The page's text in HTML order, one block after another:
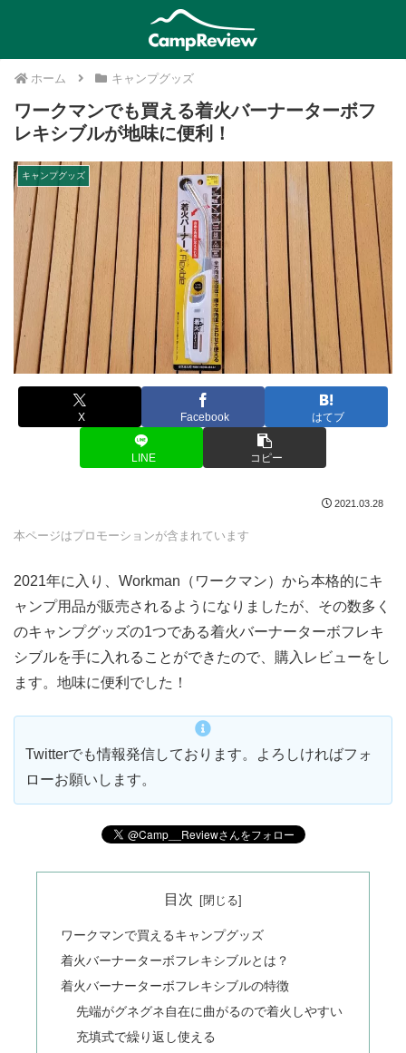
ホーム キャンプグッズ
ワークマンでも買える着火バーナーターボフ
レキシブルが地味に便利！
キャンプグッズ
X Facebook はてブ
LINE コピー
2021.03.28
本ページはプロモーションが含まれています
2021年に入り、Workman（ワークマン）から本格的にキ
ャンプ用品が販売されるようになりましたが、その数多く
のキャンプグッズの1つである着火バーナーターボフレキ
シブルを手に入れることができたので、購入レビューをし
ます。地味に便利でした！
Twitterでも情報発信しております。よろしければフォ
ローお願いします。
目次
ワークマンで買えるキャンプグッズ
着火バーナーターボフレキシブルとは？
着火バーナーターボフレキシブルの特徴
先端がグネグネ自在に曲がるので着火しやすい
充填式で繰り返し使える